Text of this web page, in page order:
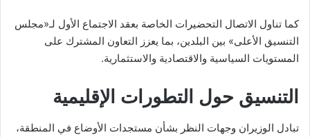
كما تناول الاتصال التحضيرات الخاصة بعقد الاجتماع الأول لـ«مجلس
التنسيق الأعلى» بين البلدين، بما يعزز التعاون المشترك على
المستويات السياسية والاقتصادية والاستثمارية.
التنسيق حول التطورات الإقليمية
تبادل الوزيران وجهات النظر بشأن مستجدات الأوضاع في المنطقة،